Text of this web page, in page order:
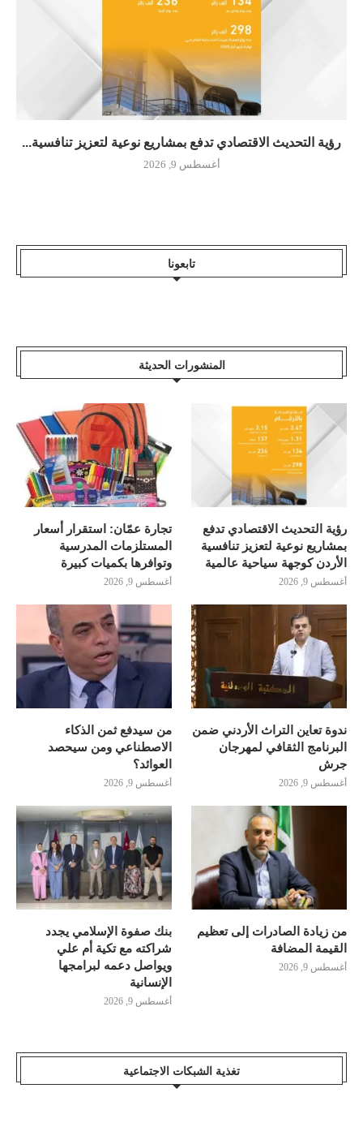
رؤية التحديث الاقتصادي تدفع بمشاريع نوعية لتعزيز تنافسية...
أغسطس 9, 2026
تابعونا
المنشورات الحديثة
رؤية التحديث الاقتصادي تدفع
بمشاريع نوعية لتعزيز تنافسية
الأردن كوجهة سياحية عالمية
أغسطس 9, 2026
تجارة عمّان: استقرار أسعار
المستلزمات المدرسية
وتوافرها بكميات كبيرة
أغسطس 9, 2026
ندوة تعاين التراث الأردني ضمن
البرنامج الثقافي لمهرجان
جرش
أغسطس 9, 2026
من سيدفع ثمن الذكاء
الاصطناعي ومن سيحصد
العوائد؟
أغسطس 9, 2026
من زيادة الصادرات إلى تعظيم
القيمة المضافة
أغسطس 9, 2026
بنك صفوة الإسلامي يجدد
شراكته مع تكية أم علي
ويواصل دعمه لبرامجها
الإنسانية
أغسطس 9, 2026
تغذية الشبكات الاجتماعية